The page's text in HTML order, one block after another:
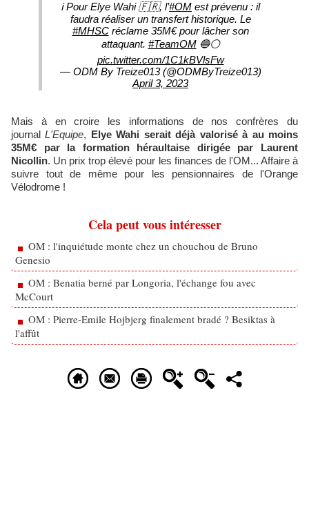
ℹ️ Pour Elye Wahi 🇫🇷, l’#OM est prévenu : il
faudra réaliser un transfert historique. Le
#MHSCréclame 35M€ pour lâcher son
attaquant. #TeamOM🔵⚪️
pic.twitter.com/1C1kBVlsFw
— ODM By Treize013 (@ODMByTreize013)
April 3, 2023
Mais à en croire les informations de nos confrères du
journalL'Equipe, Elye Wahi serait déjà valorisé à au moins
35M€ par la formation héraultaise dirigée par Laurent
Nicollin. Un prix trop élevé pour les finances de l'OM... Affaire à
suivre tout de même pour les pensionnaires de l'Orange
Vélodrome !
Cela peut vous intéresser
OM : l'inquiétude monte chez un chouchou de Bruno
Genesio
OM : Benatia berné par Longoria, l'échange fou avec
McCourt
OM : Pierre-Emile Hojbjerg finalement bradé ? Besiktas à
l'affût